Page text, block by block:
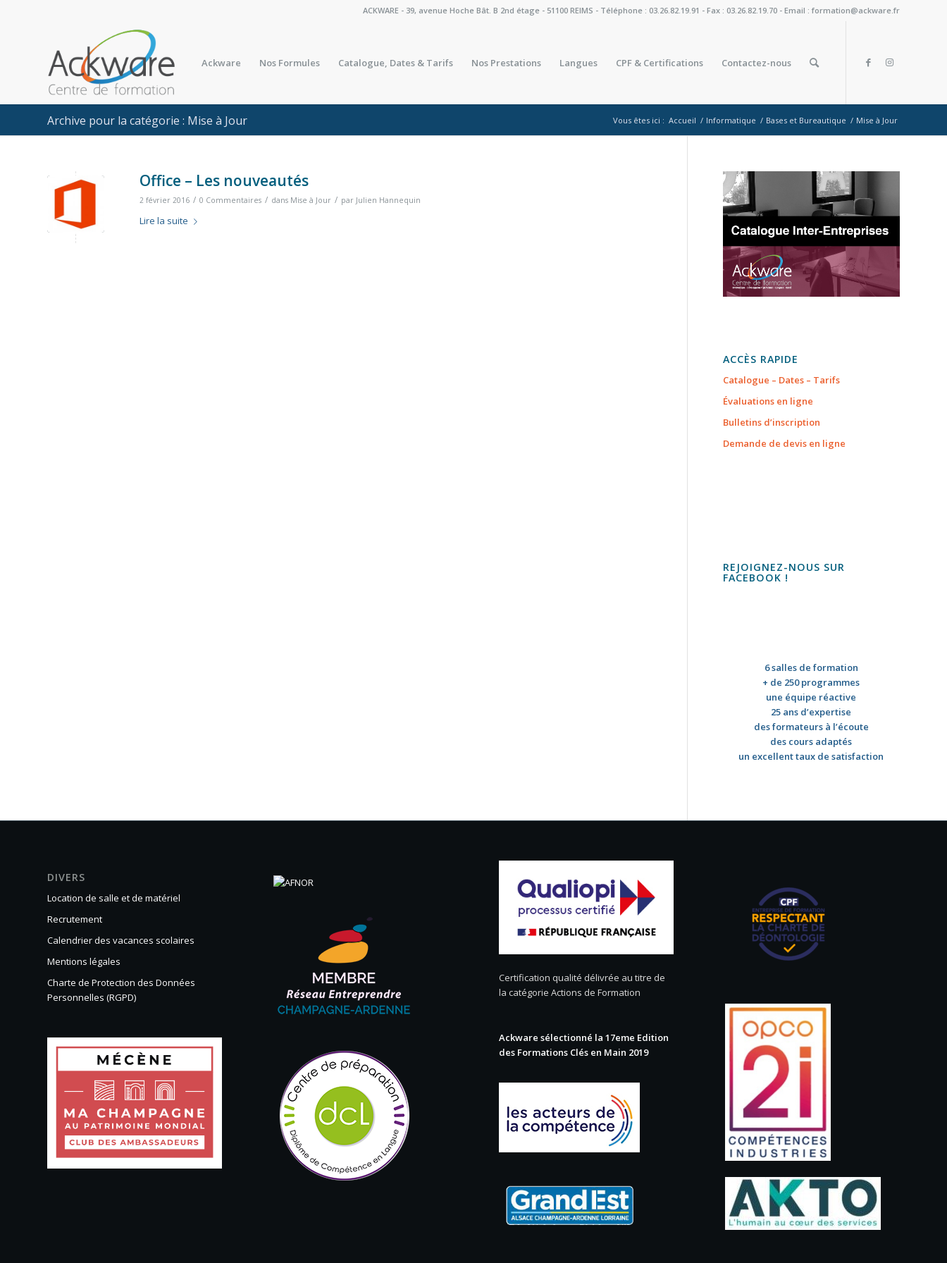
ACKWARE - 39, avenue Hoche Bât. B 2nd étage - 51100 REIMS - Téléphone : 03.26.82.19.91 - Fax : 03.26.82.19.70 - Email : formation@ackware.fr
Ackware Nos Formules Catalogue, Dates & Tarifs Nos Prestations Langues CPF & Certifications Contactez-nous
Archive pour la catégorie : Mise à Jour Vous êtes ici : Accueil / Informatique / Bases et Bureautique / Mise à Jour
Office – Les nouveautés
2 février 2016 / 0 Commentaires / dans Mise à Jour / par Julien Hannequin
Lire la suite
ACCÈS RAPIDE
Catalogue – Dates – Tarifs
Évaluations en ligne
Bulletins d’inscription
Demande de devis en ligne
REJOIGNEZ-NOUS SUR
FACEBOOK !
6 salles de formation
+ de 250 programmes
une équipe réactive
25 ans d’expertise
des formateurs à l’écoute
des cours adaptés
un excellent taux de satisfaction
DIVERS
Location de salle et de matériel
Recrutement
Calendrier des vacances scolaires
Mentions légales
Charte de Protection des Données
Personnelles (RGPD)
Certification qualité délivrée au titre de
la catégorie Actions de Formation
Ackware sélectionné la 17eme Edition
des Formations Clés en Main 2019